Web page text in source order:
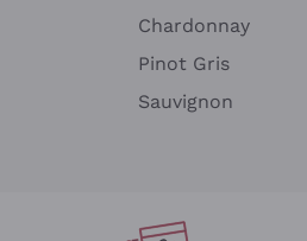
Chardonnay
Pinot Gris
Sauvignon